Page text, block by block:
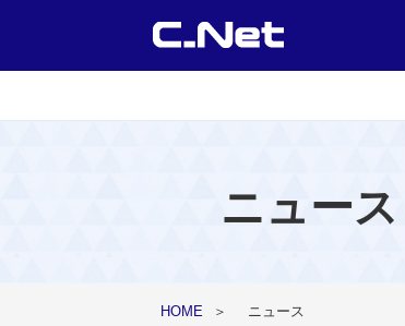
ニュース
HOME ＞ ニュース